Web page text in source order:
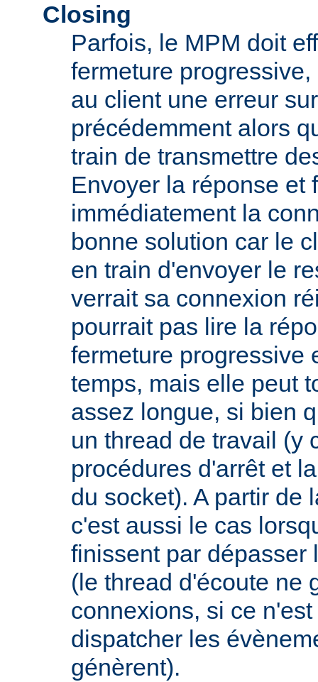
Closing
Parfois, le MPM doit
fermeture
au client une erreur
précédemment alors
train de transmettre
Envoyer la réponse et
immédiatement la
bonne solution car le
en train d'envoyer le
verrait sa connexion
pourrait pas lire la
fermeture progressive
temps, mais elle peut
assez longue, si bien
un thread de travail (y
procédures d'arrêt et
du socket). A partir de
c'est aussi le cas
finissent par dépasser
(le thread d'écoute ne
connexions, si ce
dispatcher les
génèrent).